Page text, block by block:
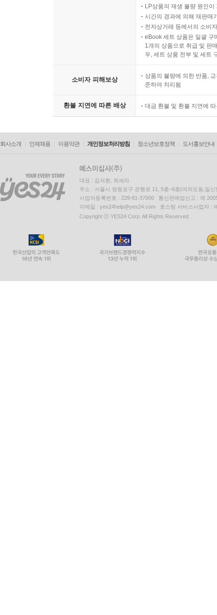
LP상품의 재생 불량 원인
시간의 경과에 의해 재판매
전자상거래 등에서의 소비
eBook 세트 상품은 일괄 구
1개의 상품으로 취급 및 판
우, 세트 상품 전부 및 세트
소비자 피해보상
상품의 불량에 의한 반품,
준하여 처리됨
환불 지연에 따른 배상 대금 환불 및 환불 지연에
회사소개 인재채용 이용약관 개인정보처리방침 청소년보호정책 도서홍보안내
대표 : 김석환, 최세라
주소 : 서울시 영등포구 은행로 11, 5층~6층(여의도동,일신
사업자등록번호 : 229-81-37000 통신판매업신고 : 제
이메일 : yes24help@yes24.com 호스팅 서비스사업자 :
Copyright ⓒ YES24 Corp. All Rights Reserved.